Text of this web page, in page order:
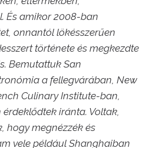
És amikor 2008-ban
onnantól lökésszerűen
története és megkezdte
Bemutattuk San
a fellegvárában, New
Culinary Institute-ban,
iránta. Voltak,
hogy megnézzék és
vele például Shanghaiban